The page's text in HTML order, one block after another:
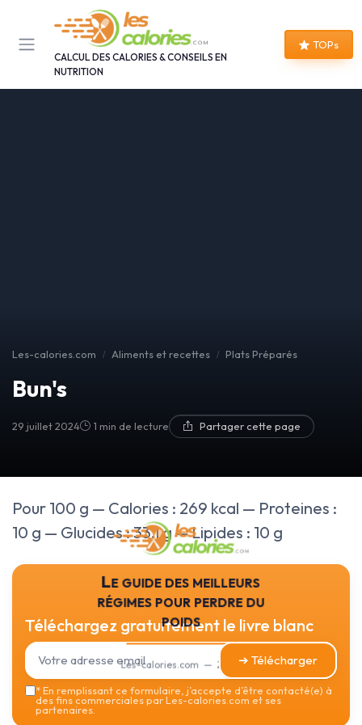
CALCUL DES CALORIES & CONSEILS EN
NUTRITION
TOPs
Les-calories.com Aliments et recettes Plats Préparés
Bun's
29 juillet 2024 1 min de lecture Partager cette page
Pour 100 g — Calories : 269 kcal — Proteines :
10 g — Glucides : 33.1 g — Lipides : 10 g
Le guide des meilleurs
régimes pour perdre du
poids
Les-calories.com — 2026
Téléchargez gratuitement le livre blanc
➔ Télécharger
*En remplissant ce formulaire, j’accepte d’être contacté(e) à
des fins commerciales par Les-calories.com et ses
partenaires.
Panneau de gestion des cookies